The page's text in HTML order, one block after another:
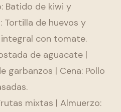
Batido de kiwi y
Tortilla de huevos y
integral con tomate.
de aguacate |
garbanzos | Cena: Pollo
mixtas | Almuerzo: